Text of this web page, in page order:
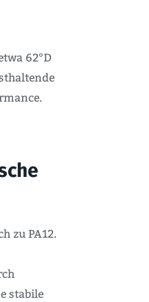
62°D
zu PA12.
stabile